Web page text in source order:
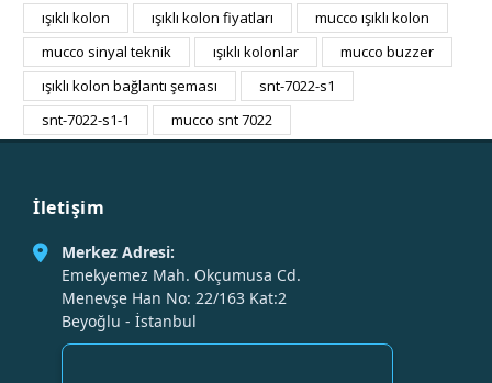
ışıklı kolon
ışıklı kolon fiyatları
mucco ışıklı kolon
mucco sinyal teknik
ışıklı kolonlar
mucco buzzer
ışıklı kolon bağlantı şeması
snt-7022-s1
snt-7022-s1-1
mucco snt 7022
İletişim
Merkez Adresi:
Emekyemez Mah. Okçumusa Cd.
Menevşe Han No: 22/163 Kat:2
Beyoğlu - İstanbul